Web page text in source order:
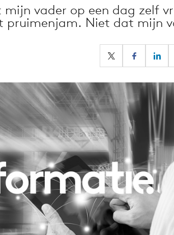
marketing
PR
Purpose
mijn vader op een dag zelf
pruimenjam. Niet dat mijn